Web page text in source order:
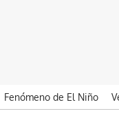
Fenómeno de El Niño